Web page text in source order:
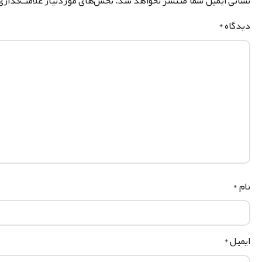
دیدگاه*
نام*
ایمیل*